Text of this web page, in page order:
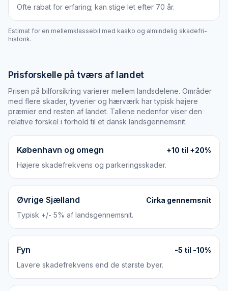
Ofte rabat for erfaring; kan stige let efter 70 år.
Estimat for en mellemklassebil med kasko og almindelig skadefri-
historik.
Prisforskelle på tværs af landet
Prisen på bilforsikring varierer mellem landsdelene. Områder
med flere skader, tyverier og hærværk har typisk højere
præmier end resten af landet. Tallene nedenfor viser den
relative forskel i forhold til et dansk landsgennemsnit.
København og omegn
+10 til +20%
Højere skadefrekvens og parkeringsskader.
Øvrige Sjælland
Cirka gennemsnit
Typisk +/- 5% af landsgennemsnit.
Fyn
-5 til -10%
Lavere skadefrekvens end de største byer.